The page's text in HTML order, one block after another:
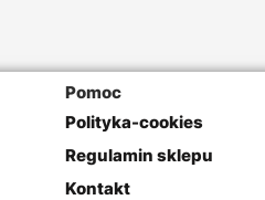
Pomoc
Polityka-cookies
Regulamin sklepu
Kontakt